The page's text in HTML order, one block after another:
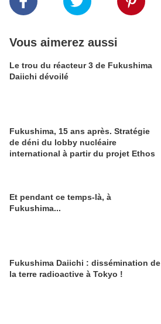
Vous aimerez aussi
Le trou du réacteur 3 de Fukushima
Daiichi dévoilé
Fukushima, 15 ans après. Stratégie
de déni du lobby nucléaire
international à partir du projet Ethos
Et pendant ce temps-là, à
Fukushima...
Fukushima Daiichi : dissémination de
la terre radioactive à Tokyo !